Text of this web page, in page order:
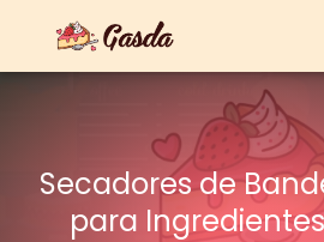
Secadores de
para